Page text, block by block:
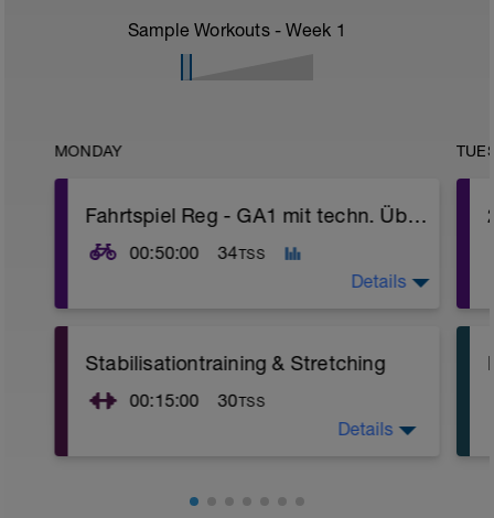
Sample Workouts - Week 1
MONDAY
Fahrtspiel Reg - GA1 mit techn. Übungen
00:50:00 34TSS
- 5 min @ 60-67 % of Threshold Heart Rate
2. Wiederhole 4 x
I. Active - GA1 + 4 techn. Übungen
- 30 sec @ 70-93 % of Threshold Heart
Details
Stabilisationtraining & Stretching
00:15:00 30TSS
Details